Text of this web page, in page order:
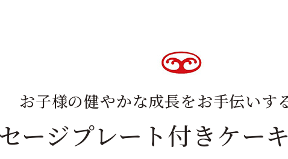
お子様の健やかな成長をお手伝いす
ージプレート付きケー